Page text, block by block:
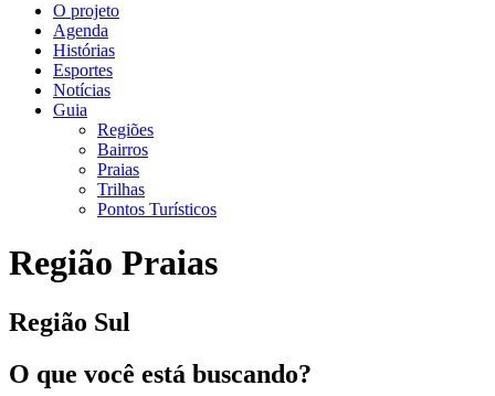
O projeto
Agenda
Histórias
Esportes
Notícias
Guia
Regiões
Bairros
Praias
Trilhas
Pontos Turísticos
Região Praias
Região Sul
O que você está buscando?